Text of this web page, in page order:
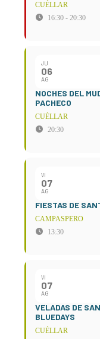
CUÉLLAR
16:30 - 20:30
JU
06
AG
NOCHES DEL
PACHECO
CUÉLLAR
20:30
VI
07
AG
FIESTAS DE
CAMPASPERO
13:30
VI
07
AG
VELADAS DE
BLUEDAYS
CUÉLLAR